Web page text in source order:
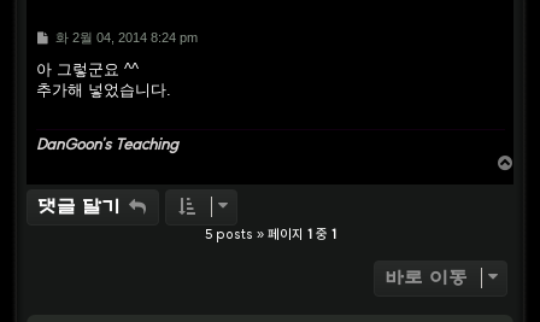
P
s
t
화 2월 04, 2014 8:24 pm
아 그렇군요 ^^
추가해 넣었습니다.
DanGoon's Teaching
댓글 달기
5 posts » 페이지 1중 1
바로 이동